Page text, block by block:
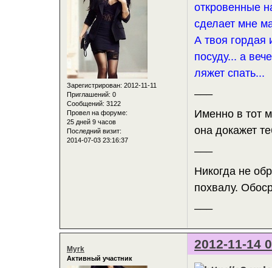
Зарегистрирован: 2012-11-11
Приглашений: 0
Сообщений: 3122
Провел на форуме:
25 дней 9 часов
Последний визит:
2014-07-03 23:16:37
откровенные
сделает мне
А твоя гордая
посуду... а
ляжет спать...
Именно в тот
она докажет
Никогда не
похвалу.
2012-11-14
Myrk
Активный участник